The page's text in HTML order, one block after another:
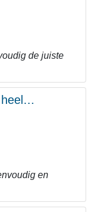
de juiste
heel…
en